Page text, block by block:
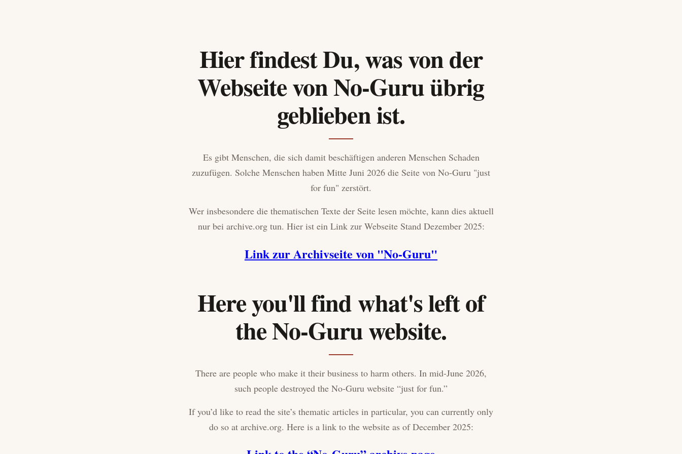
Hier findest Du, was von der
Webseite von No-Guru übrig
geblieben ist.
Es gibt Menschen, die sich damit beschäftigen anderen Menschen Schaden
zuzufügen. Solche Menschen haben Mitte Juni 2026 die Seite von No-Guru "just
for fun" zerstört.
Wer insbesondere die thematischen Texte der Seite lesen möchte, kann dies aktuell
nur bei archive.org tun. Hier ist ein Link zur Webseite Stand Dezember 2025:
Link zur Archivseite von "No-Guru"
Here you'll find what's left of
the No-Guru website.
There are people who make it their business to harm others. In mid-June 2026,
such people destroyed the No-Guru website “just for fun.”
If you’d like to read the site’s thematic articles in particular, you can currently only
do so at archive.org. Here is a link to the website as of December 2025: